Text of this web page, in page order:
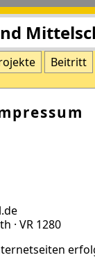
Beitritt
· VR 1280